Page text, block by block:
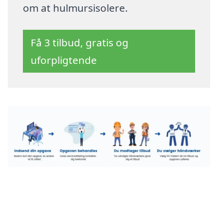
om at hulmursisolere.
Få 3 tilbud, gratis og
uforpligtende